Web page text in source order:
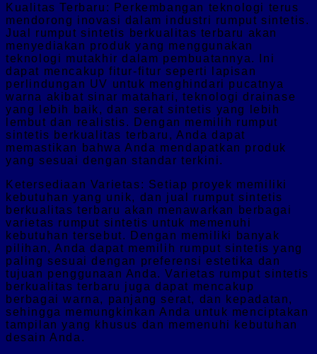
Kualitas Terbaru: Perkembangan teknologi terus
mendorong inovasi dalam industri rumput sintetis.
Jual rumput sintetis berkualitas terbaru akan
menyediakan produk yang menggunakan
teknologi mutakhir dalam pembuatannya. Ini
dapat mencakup fitur-fitur seperti lapisan
perlindungan UV untuk menghindari pucatnya
warna akibat sinar matahari, teknologi drainase
yang lebih baik, dan serat sintetis yang lebih
lembut dan realistis. Dengan memilih rumput
sintetis berkualitas terbaru, Anda dapat
memastikan bahwa Anda mendapatkan produk
yang sesuai dengan standar terkini.
Ketersediaan Varietas: Setiap proyek memiliki
kebutuhan yang unik, dan jual rumput sintetis
berkualitas terbaru akan menawarkan berbagai
varietas rumput sintetis untuk memenuhi
kebutuhan tersebut. Dengan memiliki banyak
pilihan, Anda dapat memilih rumput sintetis yang
paling sesuai dengan preferensi estetika dan
tujuan penggunaan Anda. Varietas rumput sintetis
berkualitas terbaru juga dapat mencakup
berbagai warna, panjang serat, dan kepadatan,
sehingga memungkinkan Anda untuk menciptakan
tampilan yang khusus dan memenuhi kebutuhan
desain Anda.